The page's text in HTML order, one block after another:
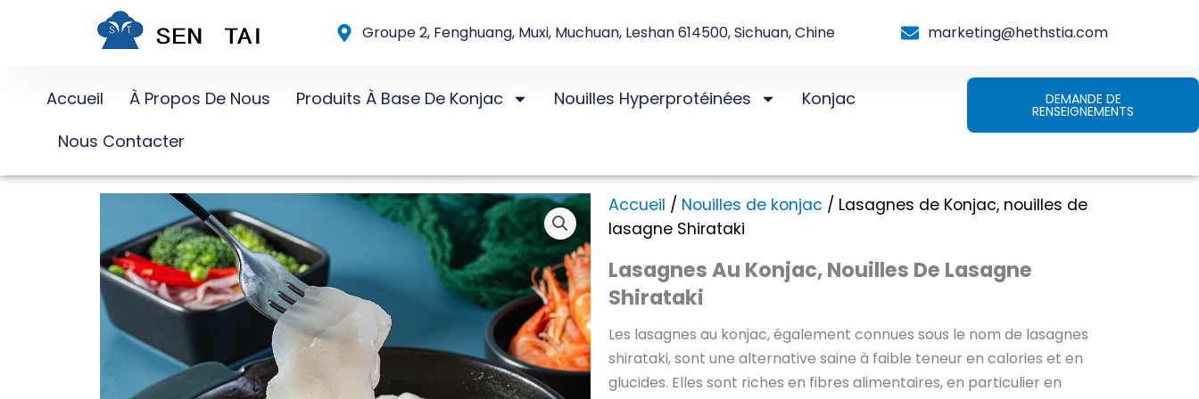
Groupe 2, Fenghuang, Muxi, Muchuan, Leshan 614500, Sichuan, Chine marketing@hethstia.com
Accueil À Propos De Nous Produits À Base De Konjac Nouilles Hyperprotéinées
Konjac
Nous Contacter
DEMANDE DE
RENSEIGNEMENTS
Accueil / Nouilles de konjac / Lasagnes de Konjac, nouilles de
lasagne Shirataki
Lasagnes Au Konjac, Nouilles De Lasagne
Shirataki
Les lasagnes au konjac, également connues sous le nom de lasagnes
shirataki, sont une alternative saine à faible teneur en calories et en
glucides. Elles sont riches en fibres alimentaires, en particulier en